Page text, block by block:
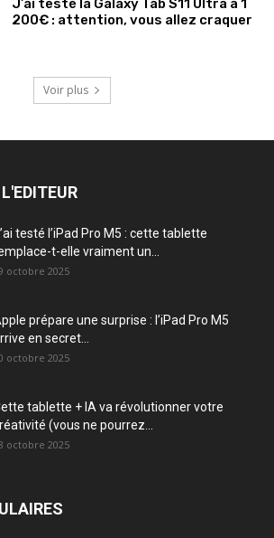
J’ai testé la Galaxy Tab S11 Ultra à 1
200€ : attention, vous allez craquer
Voir plus
testé l’iPad Pro M5 : cette tablette
t-elle vraiment un...
octobre 2025
prépare une surprise : l’iPad Pro M5
en secret...
octobre 2025
tablette + IA va révolutionner votre
(vous ne pourrez...
octobre 2025